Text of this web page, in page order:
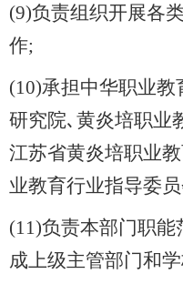
(9)负责组织开展各
作;
(10)承担中华职业
研究院､黄炎培职业
江苏省黄炎培职业
业教育行业指导委
(11)负责本部门职
成上级主管部门和